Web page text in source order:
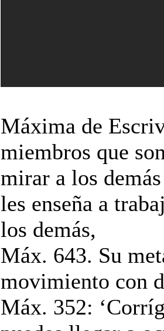
Máxima de
miembros que
mirar a los
les enseña a
los demás,
Máx. 643. Su
movimiento con
Máx. 352: